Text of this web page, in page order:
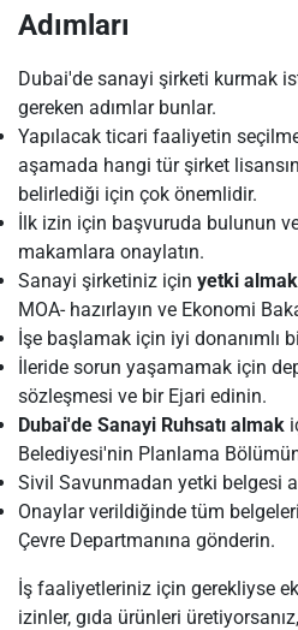
Adımları
Dubai'de sanayi şirketi kurmak
gereken adımlar bunlar.
Yapılacak ticari faaliyetin
aşamada hangi tür şirket
belirlediği için çok önemlidir.
İlk izin için başvuruda bulunun
makamlara onaylatın.
Sanayi şirketiniz için yetki almak
MOA- hazırlayın ve Ekonomi
İşe başlamak için iyi donanımlı
İleride sorun yaşamamak için
sözleşmesi ve bir Ejari edinin.
Dubai'de Sanayi Ruhsatı almak
Belediyesi'nin Planlama
Sivil Savunmadan yetki belgesi
Onaylar verildiğinde tüm
Çevre Departmanına gönderin.
İş faaliyetleriniz için gerekliyse
izinler, gıda ürünleri